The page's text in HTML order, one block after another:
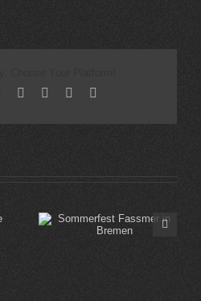
Reddit LinkedIn
TumblrPinterest
Sommerfest Edeka